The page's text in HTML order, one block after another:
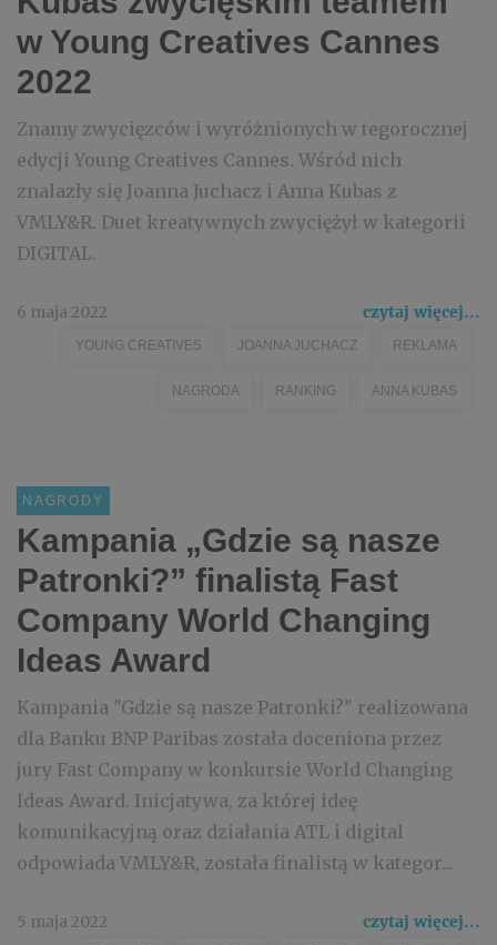
w Young Creatives Cannes
2022
Znamy zwycięzców i wyróżnionych w tegorocznej
edycji Young Creatives Cannes. Wśród nich
znalazły się Joanna Juchacz i Anna Kubas z
VMLY&R. Duet kreatywnych zwyciężył w kategorii
DIGITAL.
6 maja 2022 czytaj więcej...
YOUNG CREATIVES JOANNA JUCHACZ REKLAMA
NAGRODA RANKING ANNA KUBAS
NAGRODY
Kampania „Gdzie są nasze
Patronki?” finalistą Fast
Company World Changing
Ideas Award
Kampania "Gdzie są nasze Patronki?" realizowana
dla Banku BNP Paribas została doceniona przez
jury Fast Company w konkursie World Changing
Ideas Award. Inicjatywa, za której ideę
komunikacyjną oraz działania ATL i digital
odpowiada VMLY&R, została finalistą w kategor...
5 maja 2022 czytaj więcej...